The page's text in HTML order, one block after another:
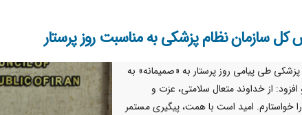
کل سازمان نظام پزشکی به مناسبت روز پرستار
طی پیامی روز پرستار به «صمیمانه» به
از خداوند متعال سلامتی، عزت و
خواستارم. امید است با همت، پیگیری مستمر